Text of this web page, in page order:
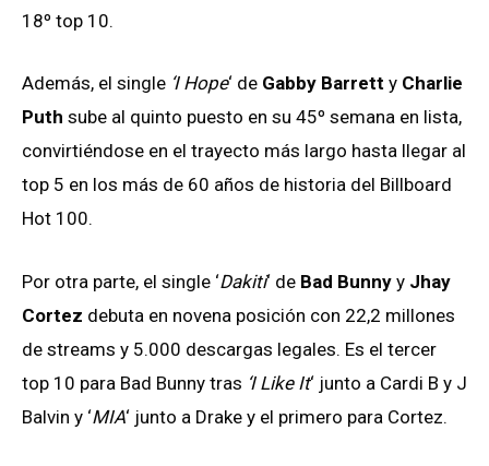
18º top 10.
Además, el single ‘I Hope‘ de Gabby Barrett y Charlie
Puth sube al quinto puesto en su 45º semana en lista,
convirtiéndose en el trayecto más largo hasta llegar al
top 5 en los más de 60 años de historia del Billboard
Hot 100.
Por otra parte, el single ‘Dakiti‘ de Bad Bunny y Jhay
Cortez debuta en novena posición con 22,2 millones
de streams y 5.000 descargas legales. Es el tercer
top 10 para Bad Bunny tras ‘I Like It‘ junto a Cardi B y J
Balvin y ‘MIA‘ junto a Drake y el primero para Cortez.